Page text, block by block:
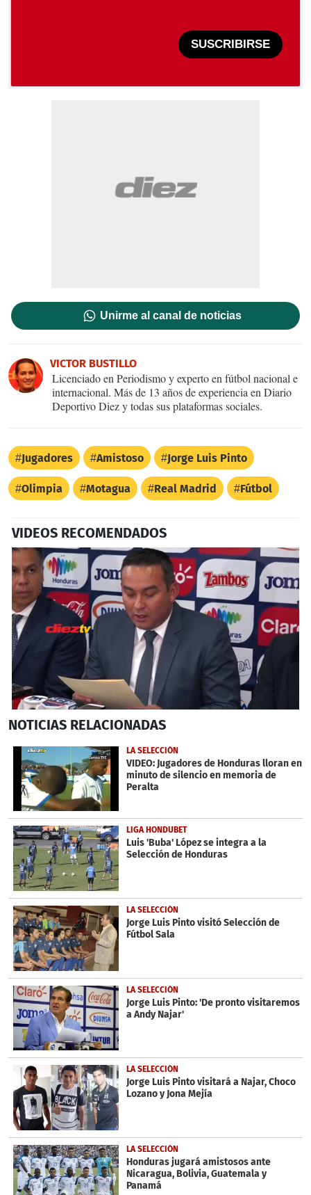
SUSCRIBIRSE
Unirme al canal de noticias
VICTOR BUSTILLO
Licenciado en Periodismo y experto en fútbol nacional e
internacional. Más de 13 años de experiencia en Diario
Deportivo Diez y todas sus plataformas sociales.
Jugadores Amistoso Jorge Luis Pinto
Olimpia Motagua Real Madrid Fútbol
VIDEOS RECOMENDADOS
seconds
59
seconds
NOTICIAS RELACIONADAS
LA SELECCIÓN
VIDEO: Jugadores de Honduras lloran en
minuto de silencio en memoria de
Peralta
LIGA HONDUBET
Luis 'Buba' López se integra a la
Selección de Honduras
LA SELECCIÓN
Jorge Luis Pinto visitó Selección de
Fútbol Sala
LA SELECCIÓN
Jorge Luis Pinto: 'De pronto visitaremos
a Andy Najar'
LA SELECCIÓN
Jorge Luis Pinto visitará a Najar, Choco
Lozano y Jona Mejía
LA SELECCIÓN
Honduras jugará amistosos ante
Nicaragua, Bolivia, Guatemala y
Panamá